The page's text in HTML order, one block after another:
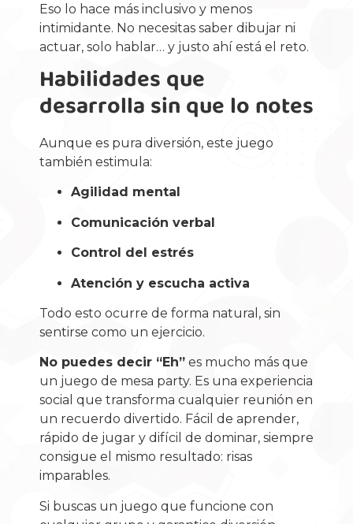
Eso lo hace más inclusivo y menos
intimidante. No necesitas saber dibujar ni
actuar, solo hablar… y justo ahí está el reto.
Habilidades que
desarrolla sin que lo notes
Aunque es pura diversión, este juego
también estimula:
Agilidad mental
Comunicación verbal
Control del estrés
Atención y escucha activa
Todo esto ocurre de forma natural, sin
sentirse como un ejercicio.
No puedes decir “Eh” es mucho más que
un juego de mesa party. Es una experiencia
social que transforma cualquier reunión en
un recuerdo divertido. Fácil de aprender,
rápido de jugar y difícil de dominar, siempre
consigue el mismo resultado: risas
imparables.
Si buscas un juego que funcione con